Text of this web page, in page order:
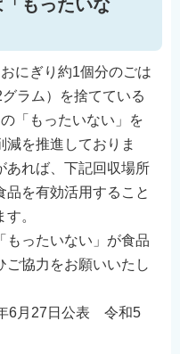
もったいな
にぎり約1個分のごは
ラム）を捨てている
「もったいない」を
を推進しておりま
あれば、下記回収場所
品を有効活用すること
。
もったいない」が食品
ご協力をお願いいたし
6月27日公表 令和5